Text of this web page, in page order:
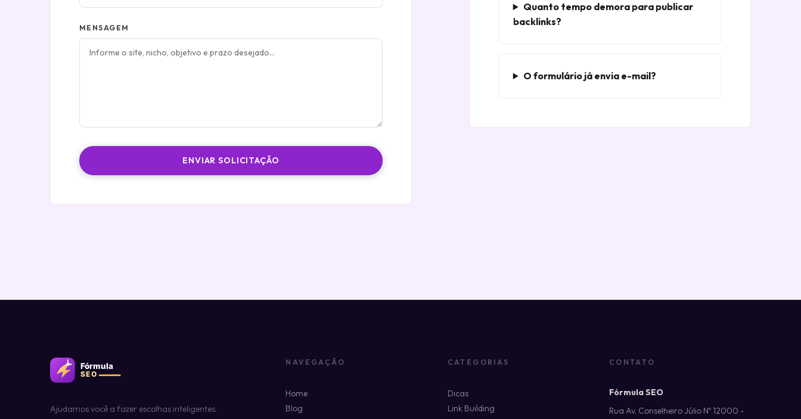
MENSAGEM
ENVIAR SOLICITAÇÃO
Quanto tempo demora para publicar
backlinks?
O formulário já envia e-mail?
Ajudamos você a fazer escolhas inteligentes.
NAVEGAÇÃO
Home
Blog
CATEGORIAS
Dicas
Link Building
CONTATO
Fórmula SEO
Rua Av. Conselheiro Júlio Nº 12000 -